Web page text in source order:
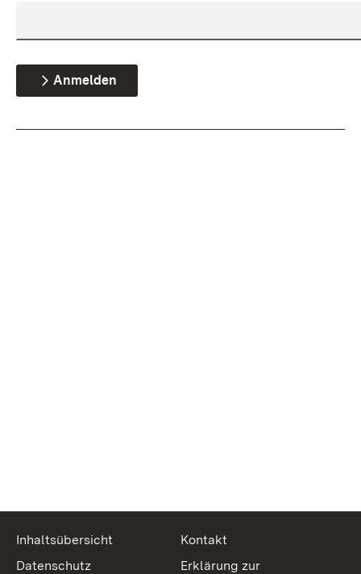
Anmelden
Inhaltsübersicht
Kontakt
Datenschutz
Erklärung zur